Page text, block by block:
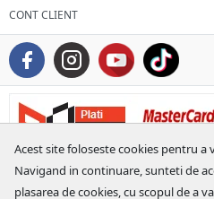
Acest site foloseste cookies pentru
Navigand in continuare, sunteti de
plasarea de cookies, cu scopul de a
CONT CLIENT